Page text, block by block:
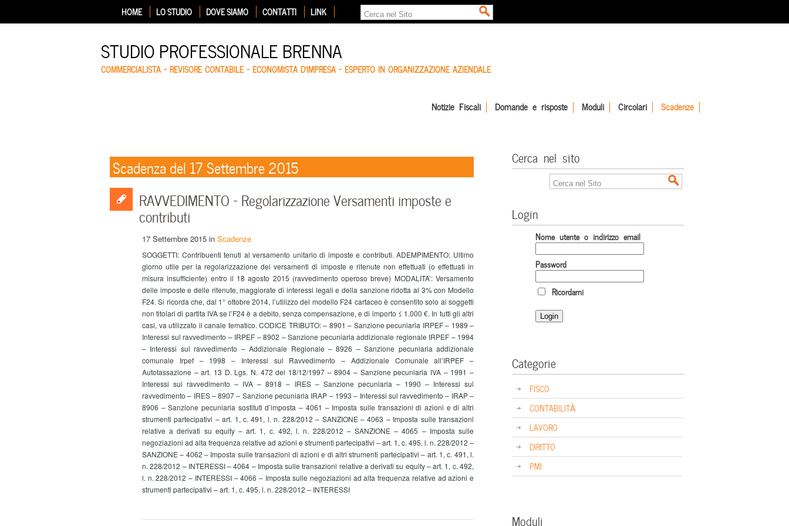
HOME LO STUDIO DOVE SIAMO CONTATTI LINK
STUDIO PROFESSIONALE BRENNA
COMMERCIALISTA – REVISORE CONTABILE – ECONOMISTA D'IMPRESA – ESPERTO IN ORGANIZZAZIONE AZIENDALE
Notizie Fiscali Domande e risposte Moduli Circolari Scadenze
Scadenza del 17 Settembre 2015
RAVVEDIMENTO – Regolarizzazione Versamenti imposte e
contributi
17 Settembre 2015 in Scadenze
SOGGETTI: Contribuenti tenuti al versamento unitario di imposte e contributi. ADEMPIMENTO: Ultimo
giorno utile per la regolarizzazione dei versamenti di imposte e ritenute non effettuati (o effettuati in
misura insufficiente) entro il 18 agosto 2015 (ravvedimento operoso breve) MODALITA’: Versamento
delle imposte e delle ritenute, maggiorate di interessi legali e della sanzione ridotta al 3% con Modello
F24. Si ricorda che, dal 1° ottobre 2014, l’utilizzo del modello F24 cartaceo è consentito solo ai soggetti
non titolari di partita IVA se l’F24 è a debito, senza compensazione, e di importo ≤ 1.000 €. In tutti gli altri
casi, va utilizzato il canale tematico. CODICE TRIBUTO: – 8901 – Sanzione pecuniaria IRPEF – 1989 –
Interessi sul ravvedimento – IRPEF – 8902 – Sanzione pecuniaria addizionale regionale IRPEF – 1994
– Interessi sul ravvedimento – Addizionale Regionale – 8926 – Sanzione pecuniaria addizionale
comunale Irpef – 1998 – Interessi sul Ravvedimento – Addizionale Comunale all’IRPEF –
Autotassazione – art. 13 D. Lgs. N. 472 del 18/12/1997 – 8904 – Sanzione pecuniaria IVA – 1991 –
Interessi sul ravvedimento – IVA – 8918 – IRES – Sanzione pecuniaria – 1990 – Interessi sul
ravvedimento – IRES – 8907 – Sanzione pecuniaria IRAP – 1993 – Interessi sul ravvedimento – IRAP –
8906 – Sanzione pecuniaria sostituti d’imposta – 4061 – Imposta sulle transazioni di azioni e di altri
strumenti partecipativi – art. 1, c. 491, l. n. 228/2012 – SANZIONE – 4063 – Imposta sulle transazioni
relative a derivati su equity – art. 1, c. 492, l. n. 228/2012 – SANZIONE – 4065 – Imposta sulle
negoziazioni ad alta frequenza relative ad azioni e strumenti partecipativi – art. 1, c. 495, l. n. 228/2012 –
SANZIONE – 4062 – Imposta sulle transazioni di azioni e di altri strumenti partecipativi – art. 1, c. 491, l.
n. 228/2012 – INTERESSI – 4064 – Imposta sulle transazioni relative a derivati su equity – art. 1, c. 492,
l. n. 228/2012 – INTERESSI – 4066 – Imposta sulle negoziazioni ad alta frequenza relative ad azioni e
strumenti partecipativi – art. 1, c. 495, l. n. 228/2012 – INTERESSI
Cerca nel sito
Login
Nome utente o indirizzo email
Password
Ricordami
Categorie
FISCO
CONTABILITÀ
LAVORO
DIRITTO
PMI
Moduli